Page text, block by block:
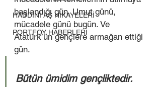
HADDİNİ AŞ HİKAYELERİ
PORTFÖY HABERLERİ
başlandığı gün. Umut günü,
mücadele günü bugün. Ve
Atatürk’ün gençlere armağan ettiği
gün.
Bütün ümidim gençliktedir.